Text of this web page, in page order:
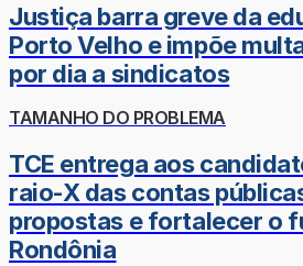
Justiça barra greve da
Porto Velho e impõe
por dia a sindicatos
TAMANHO DO PROBLEMA
TCE entrega aos
raio-X das contas
propostas e fortalecer o
Rondônia